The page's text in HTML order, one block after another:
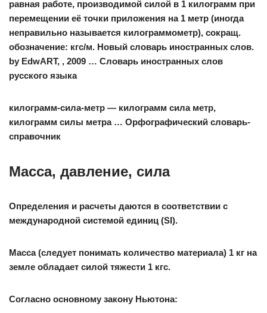
равная работе, производимой силой в 1 килограмм при
перемещении её точки приложения на 1 метр (иногда
неправильно называется килограммометр), сокращ.
обозначение: кгс/м. Новый словарь иностранных слов.
by EdwART, , 2009 … Словарь иностранных слов
русского языка
килограмм-сила-метр — килограмм сила метр,
килограмм силы метра … Орфографический словарь-
справочник
Масса, давление, сила
Определения и расчеты даются в соответствии с
международной системой единиц (SI).
Масса (следует понимать количество материала) 1 кг на
земле обладает силой тяжести 1 кгс.
Согласно основному закону Ньютона: